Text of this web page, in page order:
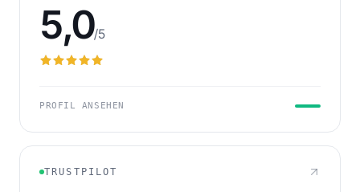
5,0/5
PROFIL ANSEHEN
TRUSTPILOT